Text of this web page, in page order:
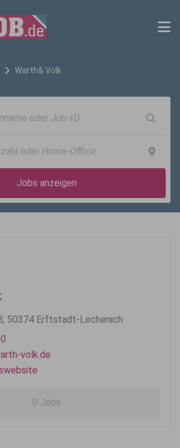
Warth& Volk
Jobs anzeigen
50374 Erftstadt-Lechenich
volk.de
0 Jobs